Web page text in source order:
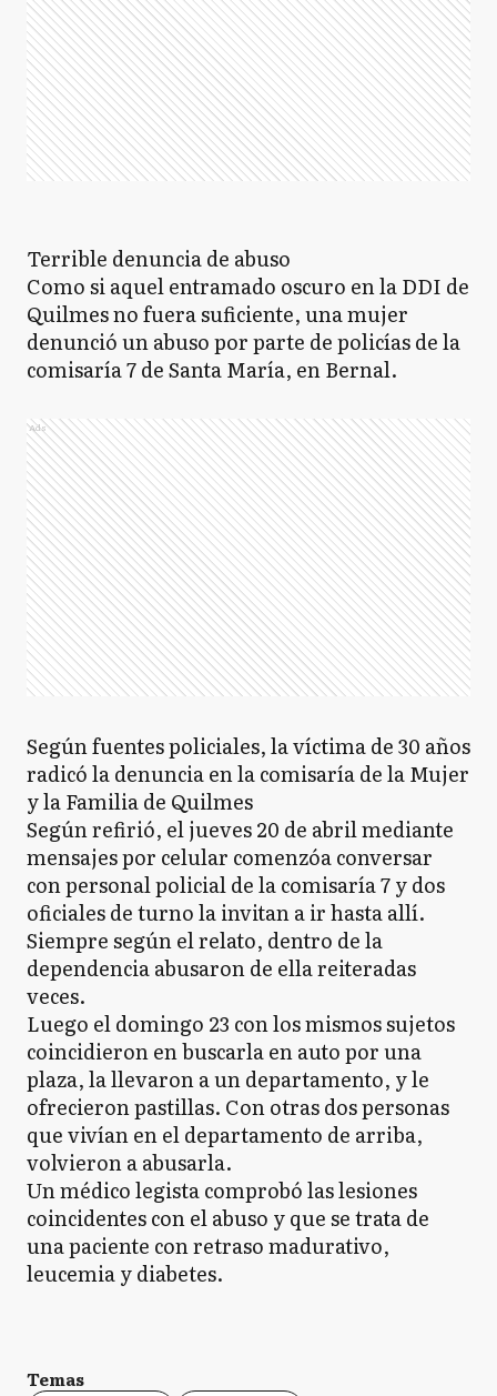
Terrible denuncia de abuso
Como si aquel entramado oscuro en la DDI de
Quilmes no fuera suficiente, una mujer
denunció un abuso por parte de policías de la
comisaría 7 de Santa María, en Bernal.
Ads
Según fuentes policiales, la víctima de 30 años
radicó la denuncia en la comisaría de la Mujer
y la Familia de Quilmes
Según refirió, el jueves 20 de abril mediante
mensajes por celular comenzóa conversar
con personal policial de la comisaría 7 y dos
oficiales de turno la invitan a ir hasta allí.
Siempre según el relato, dentro de la
dependencia abusaron de ella reiteradas
veces.
Luego el domingo 23 con los mismos sujetos
coincidieron en buscarla en auto por una
plaza, la llevaron a un departamento, y le
ofrecieron pastillas. Con otras dos personas
que vivían en el departamento de arriba,
volvieron a abusarla.
Un médico legista comprobó las lesiones
coincidentes con el abuso y que se trata de
una paciente con retraso madurativo,
leucemia y diabetes.
Temas